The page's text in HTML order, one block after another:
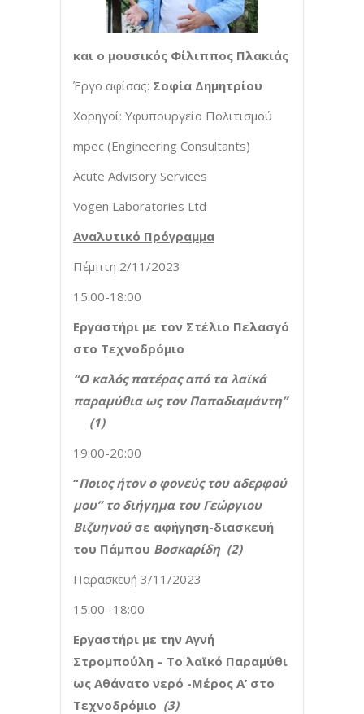
και ο μουσικός Φίλιππος Πλακιάς
Έργο αφίσας: Σοφία Δημητρίου
Χορηγοί: Υφυπουργείο Πολιτισμού
mpec (Engineering Consultants)
Acute Advisory Services
Vogen Laboratories Ltd
Αναλυτικό Πρόγραμμα
Πέμπτη 2/11/2023
15:00-18:00
Εργαστήρι με τον Στέλιο Πελασγό
στο Τεχνοδρόμιο
“Ο καλός πατέρας από τα λαϊκά
παραμύθια ως τον Παπαδιαμάντη”
(1)
19:00-20:00
“Ποιος ήτον ο φονεύς του αδερφού
μου” το διήγημα του Γεώργιου
Βιζυηνού σε αφήγηση-διασκευή
του Πάμπου Βοσκαρίδη (2)
Παρασκευή 3/11/2023
15:00 -18:00
Εργαστήρι με την Αγνή
Στρομπούλη – Το λαϊκό Παραμύθι
ως Αθάνατο νερό -Μέρος Α’ στο
Τεχνοδρόμιο (3)